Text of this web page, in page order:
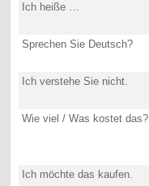
Ich heiße …
Sprechen Sie Deutsch?
Ich verstehe Sie nicht.
Wie viel / Was kostet das?
Ich möchte das kaufen.